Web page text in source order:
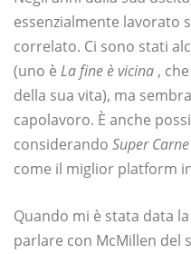
essenzialmente lavorato
correlato. Ci sono stati
(uno è La fine è vicina ,
della sua vita), ma sembra
capolavoro. È anche
considerando Super
come il miglior platform
Quando mi è stata data
parlare con McMillen del